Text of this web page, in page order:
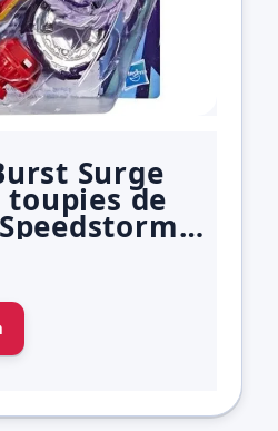
Surge
toupies de
F6 et Odax